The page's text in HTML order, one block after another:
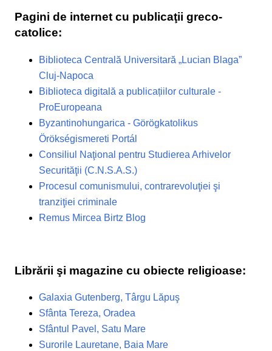
Pagini de internet cu publicaţii greco-
catolice:
Biblioteca Centrală Universitară „Lucian Blaga”
Cluj-Napoca
Biblioteca digitală a publicațiilor culturale -
ProEuropeana
Byzantinohungarica - Görögkatolikus
Örökségismereti Portál
Consiliul Naţional pentru Studierea Arhivelor
Securităţii (C.N.S.A.S.)
Procesul comunismului, contrarevoluţiei şi
tranziţiei criminale
Remus Mircea Birtz Blog
Librării şi magazine cu obiecte religioase:
Galaxia Gutenberg, Târgu Lăpuş
Sfânta Tereza, Oradea
Sfântul Pavel, Satu Mare
Surorile Lauretane, Baia Mare